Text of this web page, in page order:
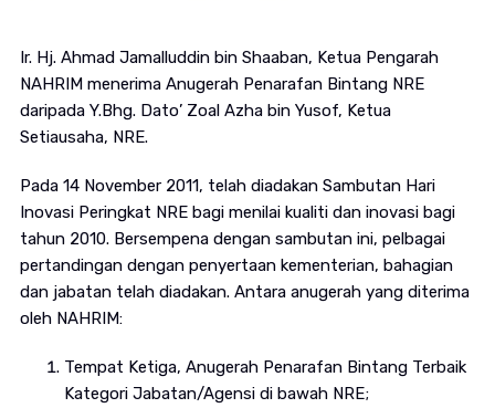
Ir. Hj. Ahmad Jamalluddin bin Shaaban, Ketua Pengarah
NAHRIM menerima Anugerah Penarafan Bintang NRE
daripada Y.Bhg. Dato’ Zoal Azha bin Yusof, Ketua
Setiausaha, NRE.
Pada 14 November 2011, telah diadakan Sambutan Hari
Inovasi Peringkat NRE bagi menilai kualiti dan inovasi bagi
tahun 2010. Bersempena dengan sambutan ini, pelbagai
pertandingan dengan penyertaan kementerian, bahagian
dan jabatan telah diadakan. Antara anugerah yang diterima
oleh NAHRIM:
Tempat Ketiga, Anugerah Penarafan Bintang Terbaik
Kategori Jabatan/Agensi di bawah NRE;